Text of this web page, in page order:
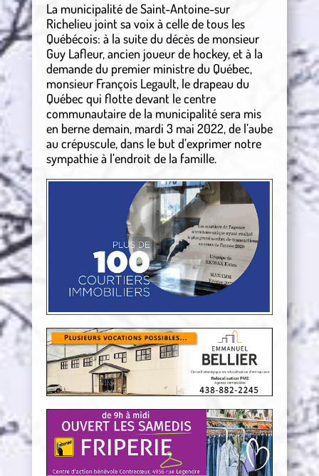
La municipalité de Saint-Antoine-sur
Richelieu joint sa voix à celle de tous les
Québécois: à la suite du décès de monsieur
Guy Lafleur, ancien joueur de hockey, et à la
demande du premier ministre du Québec,
monsieur François Legault, le drapeau du
Québec qui flotte devant le centre
communautaire de la municipalité sera mis
en berne demain, mardi 3 mai 2022, de l’aube
au crépuscule, dans le but d’exprimer notre
sympathie à l’endroit de la famille.